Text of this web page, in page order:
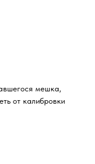
мешка,
от калибровки